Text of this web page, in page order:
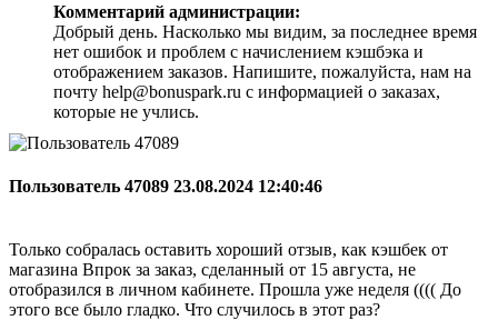
Комментарий администрации:
Добрый день. Насколько мы видим, за последнее время
нет ошибок и проблем с начислением кэшбэка и
отображением заказов. Напишите, пожалуйста, нам на
почту help@bonuspark.ru с информацией о заказах,
которые не учлись.
Пользователь 47089 23.08.2024 12:40:46
Только собралась оставить хороший отзыв, как кэшбек от
магазина Впрок за заказ, сделанный от 15 августа, не
отобразился в личном кабинете. Прошла уже неделя (((( До
этого все было гладко. Что случилось в этот раз?